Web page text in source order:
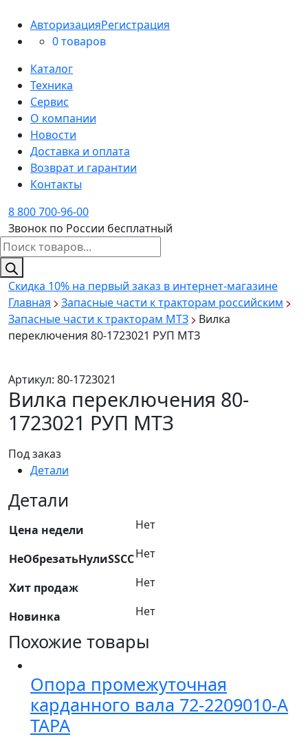
АвторизацияРегистрация
0 товаров
Каталог
Техника
Сервис
О компании
Новости
Доставка и оплата
Возврат и гарантии
Контакты
8 800 700-96-00
Звонок по России бесплатный
Поиск
товаров
Скидка 10% на первый заказ в интернет-магазине
Главная
Запасные части к тракторам российским
Запасные части к тракторам МТЗ
Вилка
переключения 80-1723021 РУП МТЗ
Артикул: 80-1723021
Вилка переключения 80-
1723021 РУП МТЗ
Под заказ
Детали
Детали
Цена недели Нет
НеОбрезатьНулиSSCCНет
Хит продаж Нет
Новинка Нет
Похожие товары
Опора промежуточная
карданного вала 72-2209010-А
ТАРА